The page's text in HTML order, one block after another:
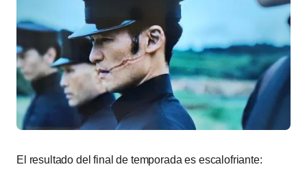
El resultado del final de temporada es escalofriante: